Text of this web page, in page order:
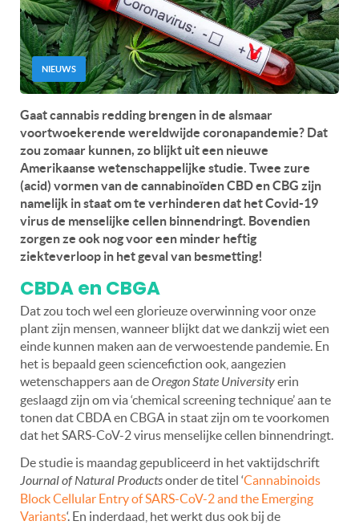
NIEUWS
Gaat cannabis redding brengen in de alsmaar
voortwoekerende wereldwijde coronapandemie? Dat
zou zomaar kunnen, zo blijkt uit een nieuwe
Amerikaanse wetenschappelijke studie. Twee zure
(acid) vormen van de cannabinoïden CBD en CBG zijn
namelijk in staat om te verhinderen dat het Covid-19
virus de menselijke cellen binnendringt. Bovendien
zorgen ze ook nog voor een minder heftig
ziekteverloop in het geval van besmetting!
CBDA en CBGA
Dat zou toch wel een glorieuze overwinning voor onze
plant zijn mensen, wanneer blijkt dat we dankzij wiet een
einde kunnen maken aan de verwoestende pandemie. En
het is bepaald geen sciencefiction ook, aangezien
wetenschappers aan deOregon State Universityerin
geslaagd zijn om via ‘chemical screening technique’ aan te
tonen dat CBDA en CBGA in staat zijn om te voorkomen
dat het SARS-CoV-2 virus menselijke cellen binnendringt.
De studie is maandag gepubliceerd in het vaktijdschrift
Journal of Natural Productsonder de titel ‘Cannabinoids
Block Cellular Entry of SARS-CoV-2 and the Emerging
Variants‘. En inderdaad, het werkt dus ook bij de